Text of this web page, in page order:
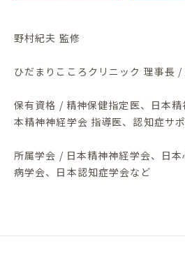
野村紀夫 監修
ひだまりこころクリニック 理事長
保有資格 / 精神保健指定医、日本
本精神神経学会 指導医、認知症サ
所属学会 / 日本精神神経学会、日
病学会、日本認知症学会など